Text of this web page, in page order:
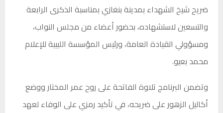
ضريح شيخ الشهداء بمدينة بنغازي بمناسبة الذكرى الرابعة
والتسعين لاستشهاده، بحضور أعضاء من مجلس النواب،
ومسؤولي القيادة العامة، ورئيس المؤسسة الليبية للإعلام
محمد بعيو.
وتضمن البرنامج تلاوة الفاتحة على روح عمر المختار ووضع
أكاليل الزهور على ضريحه، في تأكيد رمزي على الوفاء لعهد